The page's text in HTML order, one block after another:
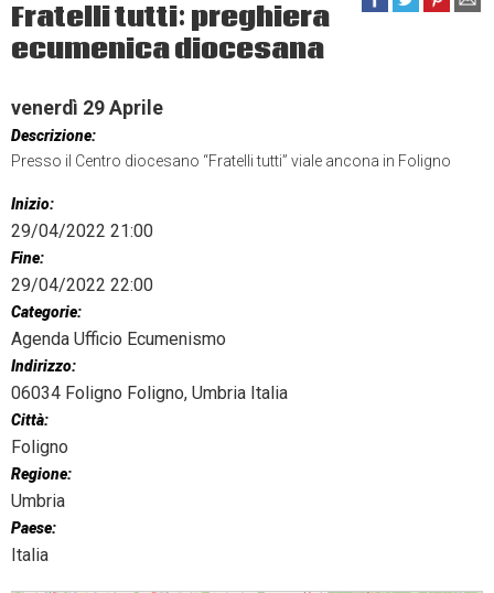
Fratelli tutti: preghiera
ecumenica diocesana
venerdì 29 Aprile
Descrizione:
Presso il Centro diocesano “Fratelli tutti” viale ancona in Foligno
Inizio:
29/04/2022 21:00
Fine:
29/04/2022 22:00
Categorie:
Agenda Ufficio Ecumenismo
Indirizzo:
06034 Foligno Foligno, Umbria Italia
Città:
Foligno
Regione:
Umbria
Paese:
Italia